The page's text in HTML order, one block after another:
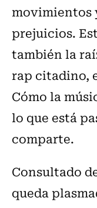
movimientos
prejuicios.
también la
rap citadino,
Cómo la
lo que está
comparte.
Consultado
queda